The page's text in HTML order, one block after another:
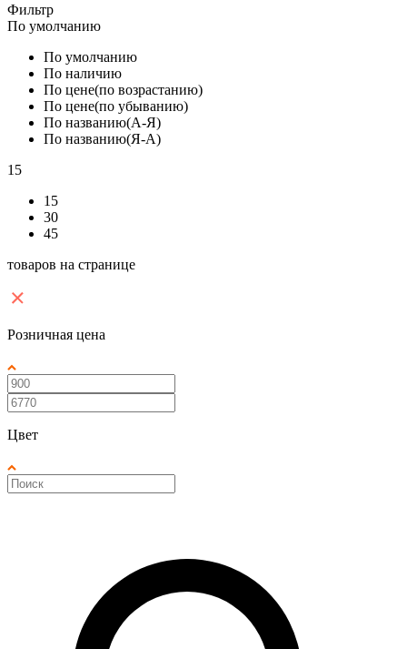
Фильтр
По умолчанию
По умолчанию
По наличию
По цене(по возрастанию)
По цене(по убыванию)
По названию(А-Я)
По названию(Я-А)
15
15
30
45
товаров на странице
Розничная цена
Цвет